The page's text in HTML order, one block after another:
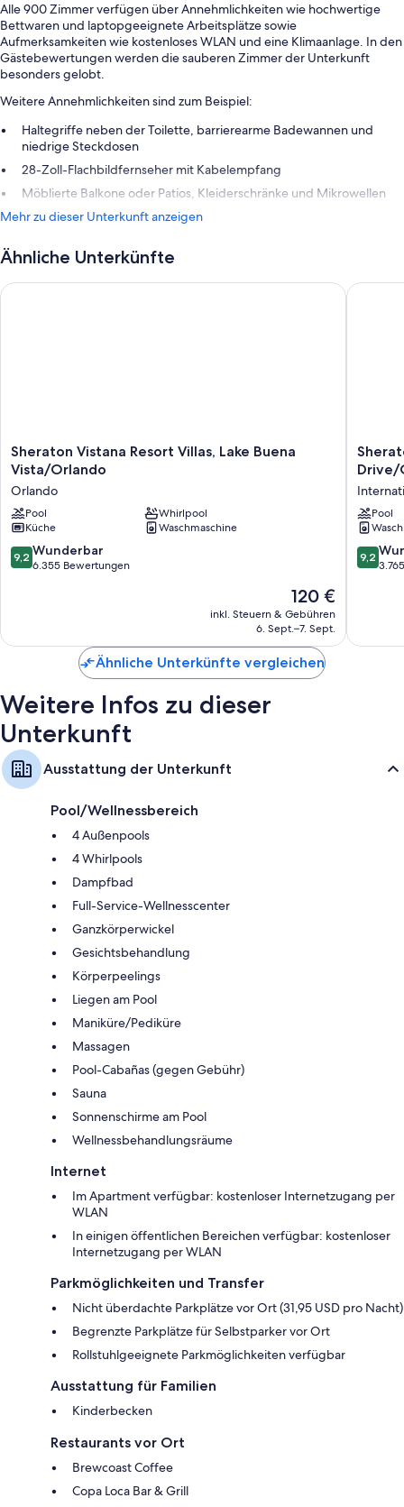
Alle 900 Zimmer verfügen über Annehmlichkeiten wie hochwertige
Bettwaren und laptopgeeignete Arbeitsplätze sowie
Aufmerksamkeiten wie kostenloses WLAN und eine Klimaanlage. In den
Gästebewertungen werden die sauberen Zimmer der Unterkunft
besonders gelobt.
Weitere Annehmlichkeiten sind zum Beispiel:
Haltegriffe neben der Toilette, barrierearme Badewannen und
niedrige Steckdosen
28-Zoll-Flachbildfernseher mit Kabelempfang
Möblierte Balkone oder Patios, Kleiderschränke und Mikrowellen
Mehr zu dieser Unterkunft anzeigen
Ähnliche Unterkünfte
Sheraton
Vistana
Resort
Villas,
Lake
Buena
Vista/Orlando
Orlando
Sheraton Vistana Resort Villas, Lake Buena
Vista/Orlando
Orlando
Pool
Whirlpool
Küche
Waschmaschine
9.2
von
9,2 Wunderbar
6.355 Bewertungen
Der
Preis
beträgt
120 €
inkl. Steuern & Gebühren
6. Sept.–7. Sept.
Sheraton Vistana Resort Villas, Lake Buena Vista/Orlando
Vistana
Villages
Resort
Villas,
I-
Drive/
Drive/
Pool
9.2
von
9,2
Ähnliche Unterkünfte vergleichen
Weitere Infos zu dieser
Unterkunft
Ausstattung der Unterkunft
Pool/Wellnessbereich
4 Außenpools
4 Whirlpools
Dampfbad
Full-Service-Wellnesscenter
Ganzkörperwickel
Gesichtsbehandlung
Körperpeelings
Liegen am Pool
Maniküre/Pediküre
Massagen
Pool-Cabañas (gegen Gebühr)
Sauna
Sonnenschirme am Pool
Wellnessbehandlungsräume
Internet
Im Apartment verfügbar: kostenloser Internetzugang per
WLAN
In einigen öffentlichen Bereichen verfügbar: kostenloser
Internetzugang per WLAN
Parkmöglichkeiten und Transfer
Nicht überdachte Parkplätze vor Ort (31,95 USD pro Nacht)
Begrenzte Parkplätze für Selbstparker vor Ort
Rollstuhlgeeignete Parkmöglichkeiten verfügbar
Ausstattung für Familien
Kinderbecken
Restaurants vor Ort
Brewcoast Coffee
Copa Loca Bar & Grill